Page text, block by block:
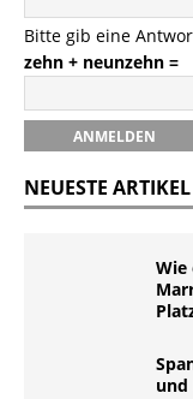
Bitte gib eine
zehn + neunzehn =
NEUESTE ARTIKEL
Wie
und